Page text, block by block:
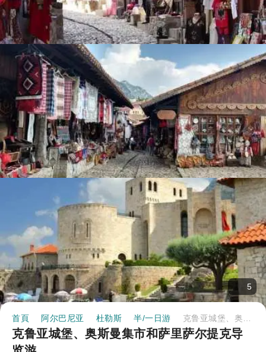
5
首頁 阿尔巴尼亚 杜勒斯 半/一日游
克鲁亚城堡、奥斯曼集市和萨里萨尔提克导